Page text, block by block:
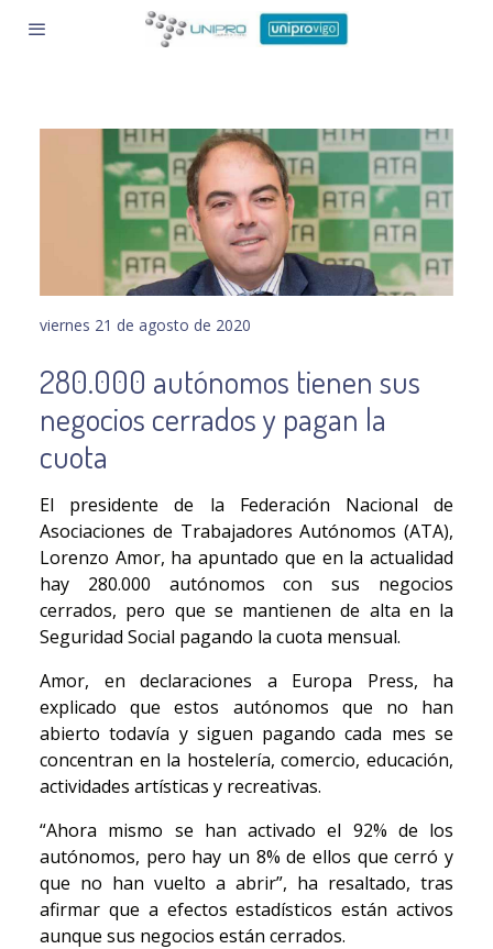
viernes 21 de agosto de 2020
280.000 autónomos tienen sus
negocios cerrados y pagan la
cuota
El presidente de la Federación Nacional de
Asociaciones de Trabajadores Autónomos (ATA),
Lorenzo Amor, ha apuntado que en la actualidad
hay 280.000 autónomos con sus negocios
cerrados, pero que se mantienen de alta en la
Seguridad Social pagando la cuota mensual.
Amor, en declaraciones a Europa Press, ha
explicado que estos autónomos que no han
abierto todavía y siguen pagando cada mes se
concentran en la hostelería, comercio, educación,
actividades artísticas y recreativas.
“Ahora mismo se han activado el 92% de los
autónomos, pero hay un 8% de ellos que cerró y
que no han vuelto a abrir”, ha resaltado, tras
afirmar que a efectos estadísticos están activos
aunque sus negocios están cerrados.